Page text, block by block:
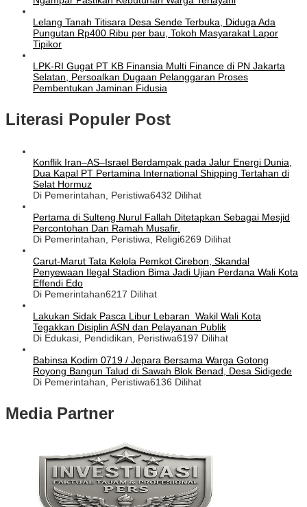
Lelang Tanah Titisara Desa Sende Terbuka, Diduga Ada
Pungutan Rp400 Ribu per bau, Tokoh Masyarakat Lapor
Tipikor
LPK-RI Gugat PT KB Finansia Multi Finance di PN Jakarta
Selatan, Persoalkan Dugaan Pelanggaran Proses
Pembentukan Jaminan Fidusia
Literasi Populer Post
Konflik Iran–AS–Israel Berdampak pada Jalur Energi Dunia,
Dua Kapal PT Pertamina International Shipping Tertahan di
Selat Hormuz
Di Pemerintahan, Peristiwa6432 Dilihat
Pertama di Sulteng Nurul Fallah Ditetapkan Sebagai Mesjid
Percontohan Dan Ramah Musafir.
Di Pemerintahan, Peristiwa, Religi6269 Dilihat
Carut-Marut Tata Kelola Pemkot Cirebon, Skandal
Penyewaan Ilegal Stadion Bima Jadi Ujian Perdana Wali Kota
Effendi Edo
Di Pemerintahan6217 Dilihat
Lakukan Sidak Pasca Libur Lebaran Wakil Wali Kota
Tegakkan Disiplin ASN dan Pelayanan Publik
Di Edukasi, Pendidikan, Peristiwa6197 Dilihat
Babinsa Kodim 0719 / Jepara Bersama Warga Gotong
Royong Bangun Talud di Sawah Blok Benad, Desa Sidigede
Di Pemerintahan, Peristiwa6136 Dilihat
Media Partner